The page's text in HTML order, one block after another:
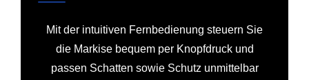
Mit der intuitiven Fernbedienung steuern Sie
die Markise bequem per Knopfdruck und
passen Schatten sowie Schutz unmittelbar